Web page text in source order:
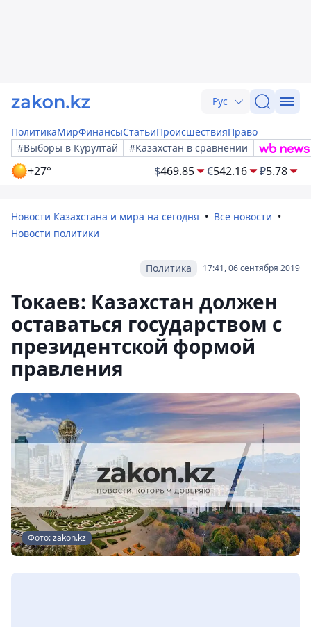
Рус
ПолитикаМирФинансыСтатьиПроисшествияПраво
#Выборы в Курултай
#Казахстан в сравнении
+27° $469.85 €542.16 ₽5.78
Новости Казахстана и мира на сегодня
Все новости
Новости политики
17:41, 06 сентября 2019
Политика
Токаев: Казахстан должен
оставаться государством с
президентской формой
правления
Фото: zakon.kz